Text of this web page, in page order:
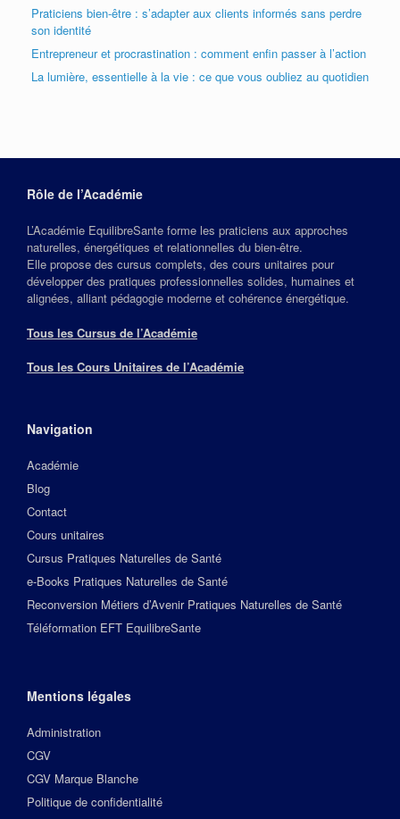
Praticiens bien-être : s’adapter aux clients informés sans perdre
son identité
Entrepreneur et procrastination : comment enfin passer à l’action
La lumière, essentielle à la vie : ce que vous oubliez au quotidien
Rôle de l’Académie
L’Académie EquilibreSante forme les praticiens aux approches
naturelles, énergétiques et relationnelles du bien‑être.
Elle propose des cursus complets, des cours unitaires pour
développer des pratiques professionnelles solides, humaines et
alignées, alliant pédagogie moderne et cohérence énergétique.
Tous les Cursus de l’Académie
Tous les Cours Unitaires de l’Académie
Navigation
Académie
Blog
Contact
Cours unitaires
Cursus Pratiques Naturelles de Santé
e-Books Pratiques Naturelles de Santé
Reconversion Métiers d’Avenir Pratiques Naturelles de Santé
Téléformation EFT EquilibreSante
Mentions légales
Administration
CGV
CGV Marque Blanche
Politique de confidentialité